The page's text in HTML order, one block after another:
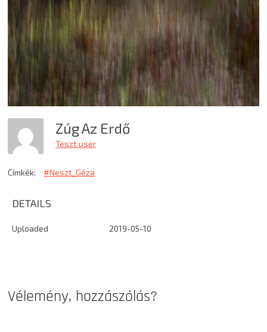
Zúg Az Erdő
Teszt user
Címkék: #Neszt_Géza
DETAILS
Uploaded 2019-05-10
Vélemény, hozzászólás?